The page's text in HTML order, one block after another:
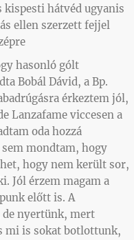
kispesti hátvéd ugyanis
ellen szerzett fejjel
hasonló gólt
Bobál Dávid, a Bp.
érkeztem jól,
Lanzafame viccesen a
oda hozzá
mondtam, hogy
hogy nem került sor,
Jól érzem magam a
előtt is. A
de nyertünk, mert
mi is sokat botlottunk,